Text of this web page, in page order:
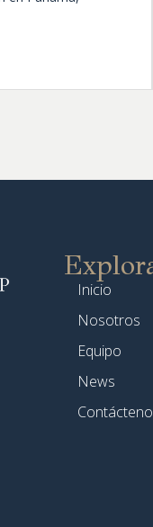
Inicio
Nosotros
Equipo
News